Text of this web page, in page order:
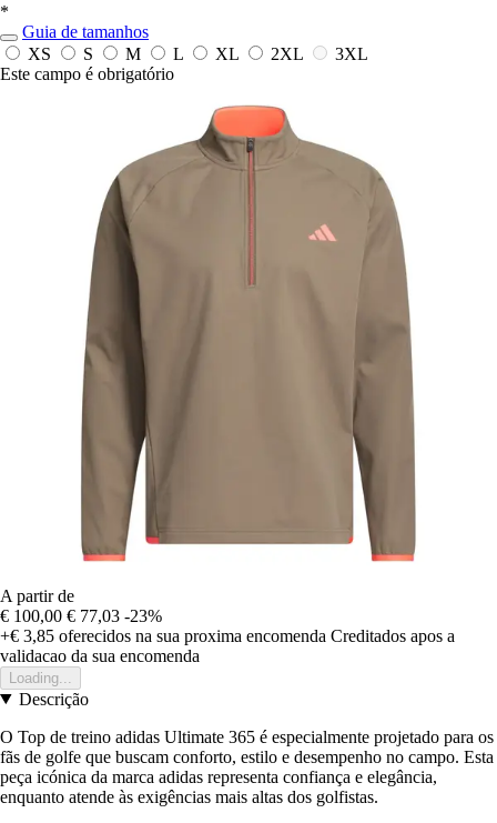
*
Guia de tamanhos
XS
S M L XL 2XL
3XL
Este campo é obrigatório
A partir de
€ 100,00 € 77,03 -23%
+€ 3,85 oferecidos na sua proxima encomenda Creditados apos a
validacao da sua encomenda
Loading...
Descrição
O Top de treino adidas Ultimate 365 é especialmente projetado para os
fãs de golfe que buscam conforto, estilo e desempenho no campo. Esta
peça icónica da marca adidas representa confiança e elegância,
enquanto atende às exigências mais altas dos golfistas.